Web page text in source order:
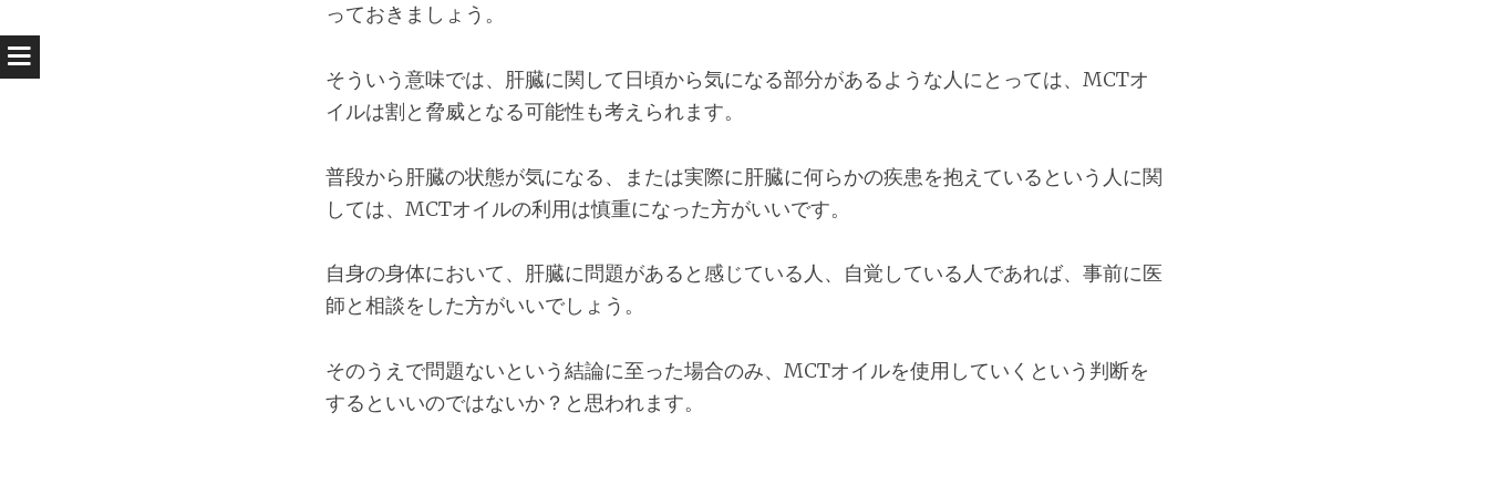
っておきましょう。
そういう意味では、肝臓に関して日頃から気になる部分があるような人にとっては、MCTオ
イルは割と脅威となる可能性も考えられます。
普段から肝臓の状態が気になる、または実際に肝臓に何らかの疾患を抱えているという人に関
しては、MCTオイルの利用は慎重になった方がいいです。
自身の身体において、肝臓に問題があると感じている人、自覚している人であれば、事前に医
師と相談をした方がいいでしょう。
そのうえで問題ないという結論に至った場合のみ、MCTオイルを使用していくという判断を
するといいのではないか？と思われます。